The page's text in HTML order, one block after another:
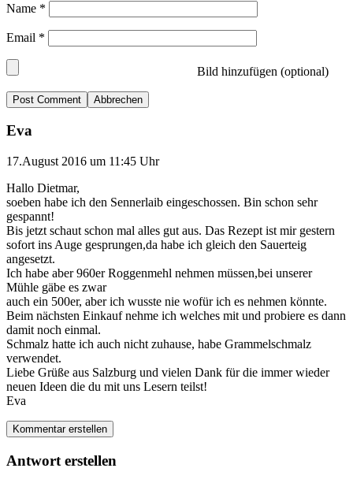
Name *
Email *
Bild hinzufügen (optional)
Abbrechen
Eva
17.August 2016 um 11:45 Uhr
Hallo Dietmar,
soeben habe ich den Sennerlaib eingeschossen. Bin schon sehr
gespannt!
Bis jetzt schaut schon mal alles gut aus. Das Rezept ist mir gestern
sofort ins Auge gesprungen,da habe ich gleich den Sauerteig
angesetzt.
Ich habe aber 960er Roggenmehl nehmen müssen,bei unserer
Mühle gäbe es zwar
auch ein 500er, aber ich wusste nie wofür ich es nehmen könnte.
Beim nächsten Einkauf nehme ich welches mit und probiere es dann
damit noch einmal.
Schmalz hatte ich auch nicht zuhause, habe Grammelschmalz
verwendet.
Liebe Grüße aus Salzburg und vielen Dank für die immer wieder
neuen Ideen die du mit uns Lesern teilst!
Eva
Kommentar erstellen
Antwort erstellen